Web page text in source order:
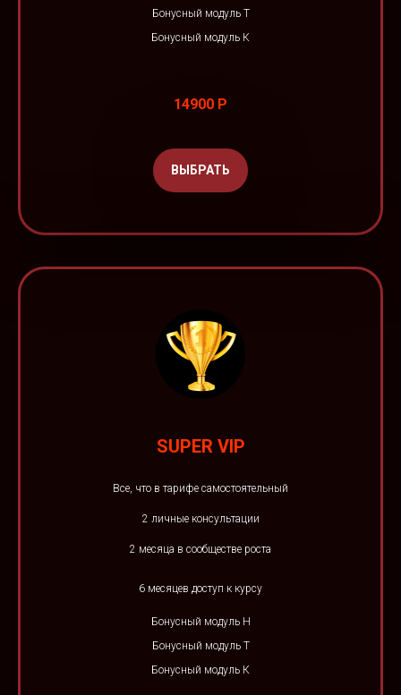
Бонусный модуль Т
Бонусный модуль К
14900 Р
ВЫБРАТЬ
SUPER VIP
Все, что в тарифе самостоятельный
2 личные консультации
2 месяца в сообществе роста
6 месяцев доступ к курсу
Бонусный модуль Н
Бонусный модуль Т
Бонусный модуль К